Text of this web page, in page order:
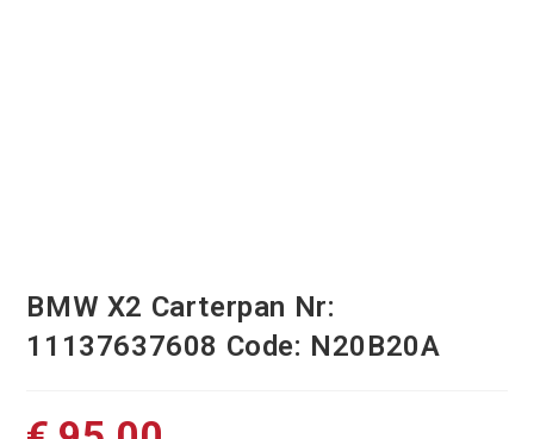
BMW X2 Carterpan Nr:
11137637608 Code: N20B20A